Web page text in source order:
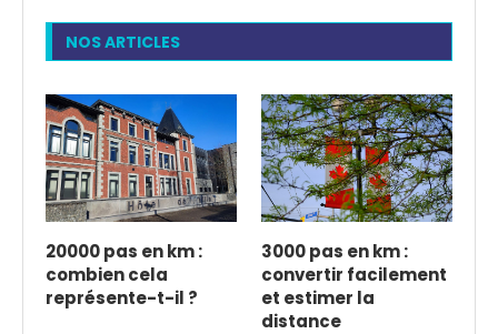
NOS ARTICLES
20000 pas en km :
combien cela
représente-t-il ?
3000 pas en km :
convertir facilement
et estimer la
distance